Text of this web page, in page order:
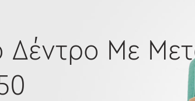
Δέντρο Με